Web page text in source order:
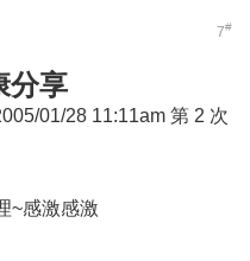
7#
分享
01/28 11:11am 第 2 次
~感激感激